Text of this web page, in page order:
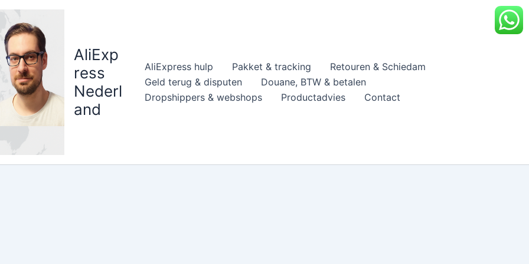
AliExp
ress
Nederl
and
AliExpress hulp Pakket & tracking
Retouren & Schiedam
Geld terug & disputen
Douane, BTW & betalen
Dropshippers & webshops
Productadvies Contact